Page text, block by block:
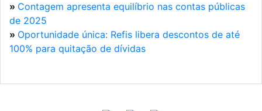
» Contagem apresenta equilíbrio nas contas públicas
de 2025
» Oportunidade única: Refis libera descontos de até
100% para quitação de dívidas